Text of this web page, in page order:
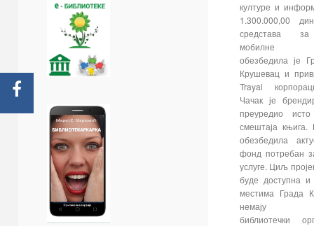
културе и
1.300.000,00
средстава
мобилне
обезбедила је
Крушевац и
Trayal
Чачак је
преуредио
смештаја књига.
обезбедила
фонд потребан
услуге. Циљ
буде доступна
местима Града
немају
библиотечки